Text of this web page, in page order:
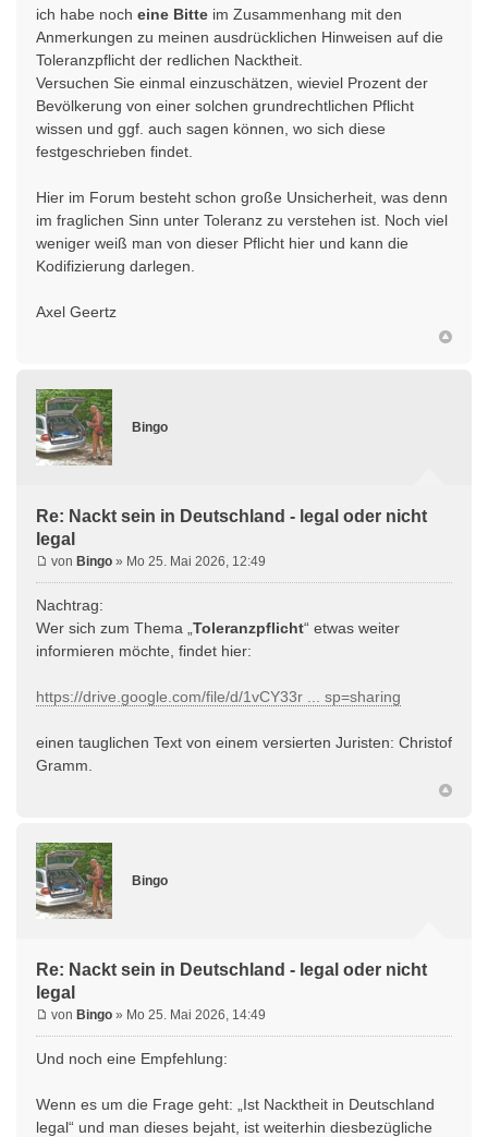
ich habe noch eine Bitte im Zusammenhang mit den
Anmerkungen zu meinen ausdrücklichen Hinweisen auf die
Toleranzpflicht der redlichen Nacktheit.
Versuchen Sie einmal einzuschätzen, wieviel Prozent der
Bevölkerung von einer solchen grundrechtlichen Pflicht
wissen und ggf. auch sagen können, wo sich diese
festgeschrieben findet.
Hier im Forum besteht schon große Unsicherheit, was denn
im fraglichen Sinn unter Toleranz zu verstehen ist. Noch viel
weniger weiß man von dieser Pflicht hier und kann die
Kodifizierung darlegen.
Axel Geertz
Bingo
Re: Nackt sein in Deutschland - legal oder nicht
legal
von Bingo » Mo 25. Mai 2026, 12:49
Nachtrag:
Wer sich zum Thema „ Toleranzpflicht“ etwas weiter
informieren möchte, findet hier:
https://drive.google.com/file/d/1vCY33r ... sp=sharing
einen tauglichen Text von einem versierten Juristen: Christof
Gramm.
Bingo
Re: Nackt sein in Deutschland - legal oder nicht
legal
von Bingo » Mo 25. Mai 2026, 14:49
Und noch eine Empfehlung:
Wenn es um die Frage geht: „Ist Nacktheit in Deutschland
legal“ und man dieses bejaht, ist weiterhin diesbezügliche